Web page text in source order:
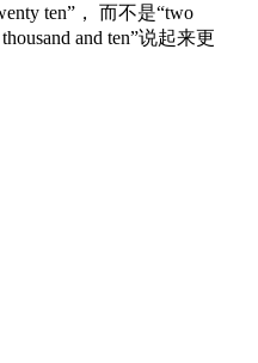
ten”， 而不是“two
and ten”说起来更